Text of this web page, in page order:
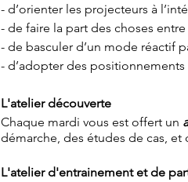
- d’orienter les projecteurs à
- de faire la part des choses
- de basculer d’un mode réactif
- d’adopter des
L'atelier découverte
Chaque mardi vous est offert un
démarche, des études de cas, et
L'atelier d'entrainement et de